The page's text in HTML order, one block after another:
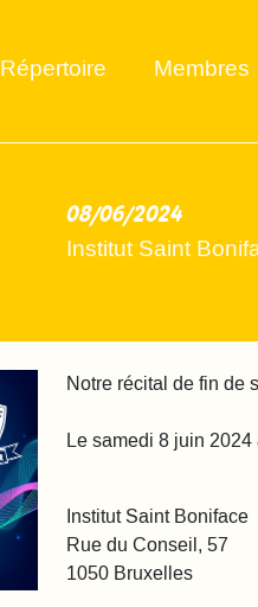
Répertoire Membres
08/06/2024
2024-06-08
Institut Saint
Notre récital de fin de
Le samedi 8 juin 2024
Institut Saint Boniface
Rue du Conseil, 57
1050 Bruxelles